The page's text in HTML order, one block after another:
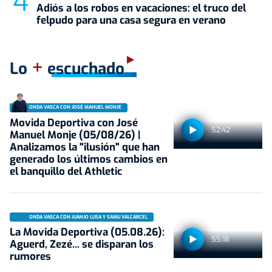
Adiós a los robos en vacaciones: el truco del
felpudo para una casa segura en verano
Lo + escuchado
52:42
ONDA VASCA CON JOSÉ MANUEL MONJE
Movida Deportiva con José
Manuel Monje (05/08/26) |
Analizamos la "ilusión" que han
generado los últimos cambios en
el banquillo del Athletic
55:18
ONDA VASCA CON JUANJO LUSA Y SAMU VALCÁRCEL
La Movida Deportiva (05.08.26):
Aguerd, Zezé... se disparan los
rumores